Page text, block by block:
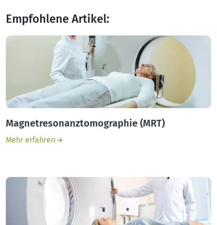
Empfohlene Artikel:
Magnetresonanztomographie (MRT)
Mehr erfahren